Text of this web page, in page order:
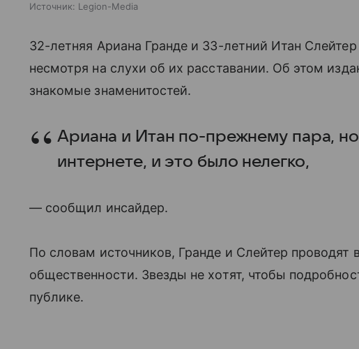
Источник: Legion-Media
32-летняя Ариана Гранде и 33-летний Итан
несмотря на слухи об их расставании. Об этом
знакомые знаменитостей.
Ариана и Итан по-прежнему пара,
интернете, и это было нелегко,
— сообщил инсайдер.
По словам источников, Гранде и Слейтер проводят
общественности. Звезды не хотят, чтобы
публике.